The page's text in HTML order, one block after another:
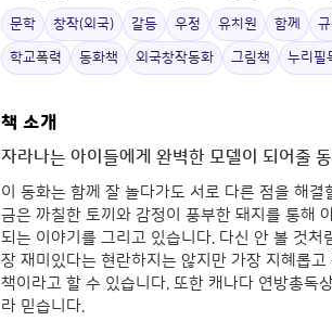
문학 창작(외국) 갈등 우정 유치원 함께
학교폭력 동화책 외국창작동화 그림책 누리필
책 소개
자라나는 아이들에게 완벽한 모델이 되어줄
이 동화는 함께 잘 놀다가도 서로 다른 점을 해
금은 까칠한 토끼와 감정이 풍부한 돼지를 통해
되는 이야기를 그리고 있습니다. 다신 안 볼 것
장 재미있다는 현란하지는 않지만 가장 지혜롭
책이라고 할 수 있습니다. 또한 캐나다 연방총독
라 믿습니다.